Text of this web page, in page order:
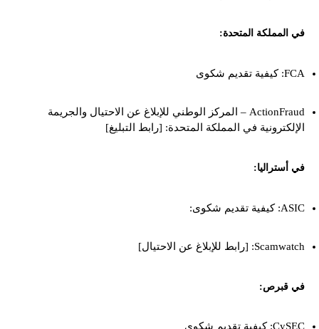
في المملكة المتحدة:
FCA: كيفية تقديم شكوى
ActionFraud – المركز الوطني للإبلاغ عن الاحتيال والجريمة
الإلكترونية في المملكة المتحدة: [رابط التبليغ]
في أستراليا:
ASIC: كيفية تقديم شكوى:
Scamwatch: [رابط للإبلاغ عن الاحتيال]
في قبرص:
CySEC: كيفية تقديم شكوى